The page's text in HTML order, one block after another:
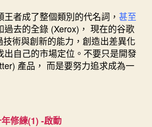
者成了整個類別的代名詞， 甚至
過去的全錄 (Xerox)， 現在的谷歌
技術與創新的能力，創造出差異化
出自己的市場定位。不要只是開發
產品， 而是要努力追求成為一
修練(1) -啟動